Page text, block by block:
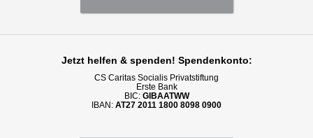
Jetzt helfen & spenden! Spendenkonto:
CS Caritas Socialis Privatstiftung
Erste Bank
BIC: GIBAATWW
IBAN: AT27 2011 1800 8098 0900